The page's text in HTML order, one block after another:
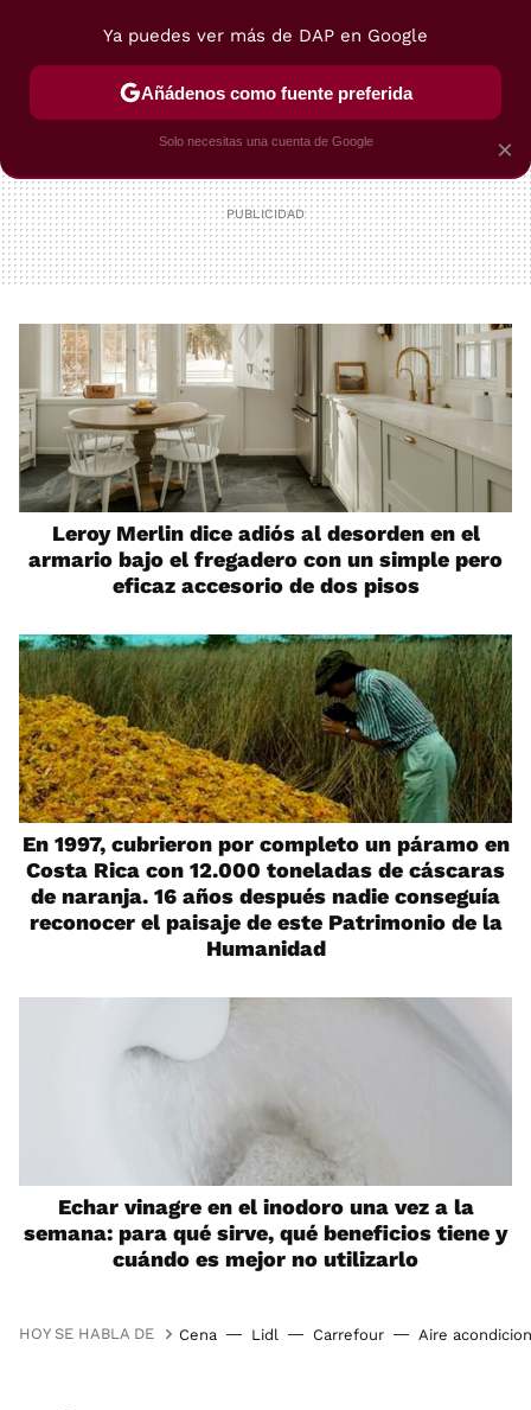
POSTRES VIAJES SELECCIÓN VEGUI
Leroy Merlin dice adiós al desorden en el
armario bajo el fregadero con un simple pero
eficaz accesorio de dos pisos
En 1997, cubrieron por completo un páramo en
Costa Rica con 12.000 toneladas de cáscaras
de naranja. 16 años después nadie conseguía
reconocer el paisaje de este Patrimonio de la
Humanidad
Echar vinagre en el inodoro una vez a la
semana: para qué sirve, qué beneficios tiene y
cuándo es mejor no utilizarlo
HOY SE HABLA DE Cena Lidl Carrefour Aire
×
Ya puedes ver más de DAP en Google
Añádenos como fuente preferida
Solo necesitas una cuenta de Google